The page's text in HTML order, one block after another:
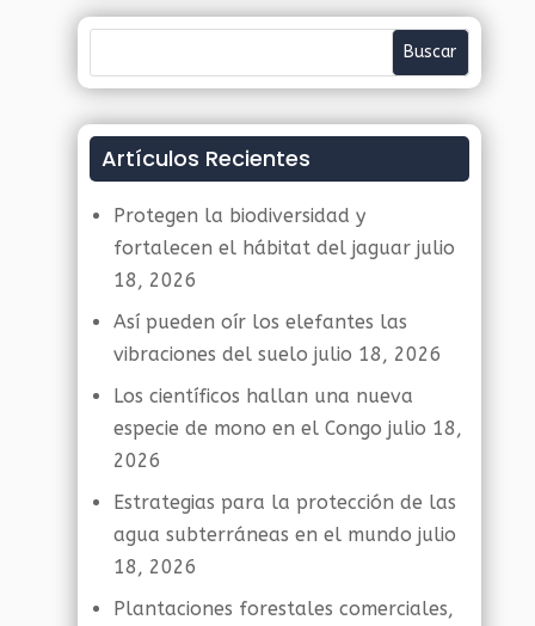
Artículos Recientes
Protegen la biodiversidad y
fortalecen el hábitat del jaguar julio
18, 2026
Así pueden oír los elefantes las
vibraciones del suelo julio 18, 2026
Los científicos hallan una nueva
especie de mono en el Congo julio 18,
2026
Estrategias para la protección de las
agua subterráneas en el mundo julio
18, 2026
Plantaciones forestales comerciales,